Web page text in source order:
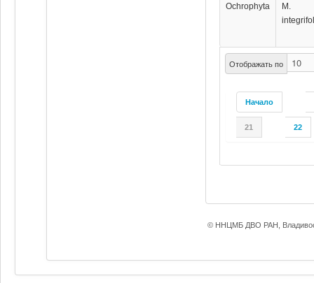
Отображать по
Начало
21 22
Ochrophyta
M.
© ННЦМБ ДВО РАН,